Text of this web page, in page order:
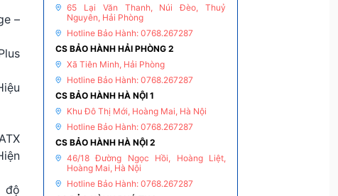
–
độ
65 Lại Văn Thanh, Núi Đèo, Thuỷ
Nguyên, Hải Phòng
Hotline Bảo Hành: 0768.267287
CS BẢO HÀNH HẢI PHÒNG 2
Xã Tiên Minh, Hải Phòng
Hotline Bảo Hành: 0768.267287
CS BẢO HÀNH HÀ NỘI 1
Khu Đô Thị Mới, Hoàng Mai, Hà Nội
Hotline Bảo Hành: 0768.267287
CS BẢO HÀNH HÀ NỘI 2
46/18 Đường Ngọc Hồi, Hoàng Liệt,
Hoàng Mai, Hà Nội
Hotline Bảo Hành: 0768.267287